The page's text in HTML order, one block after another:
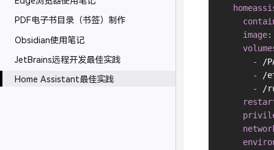
PDF电子书目录（书签）制作
Obsidian使用笔记
JetBrains远程开发最佳实践
Home Assistant最佳实践
image:
-
/
-
/
-
/